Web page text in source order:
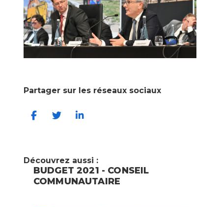
Partager sur les réseaux sociaux
Découvrez aussi :
BUDGET 2021 - CONSEIL
COMMUNAUTAIRE